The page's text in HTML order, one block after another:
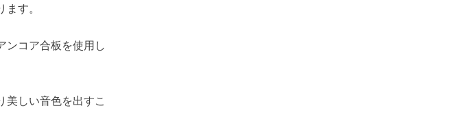
す。
コア合板を使用し
美しい音色を出すこ